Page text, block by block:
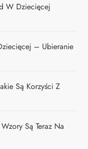
W Dziecięcej
– Ubieranie
Są Korzyści Z
Są Teraz Na